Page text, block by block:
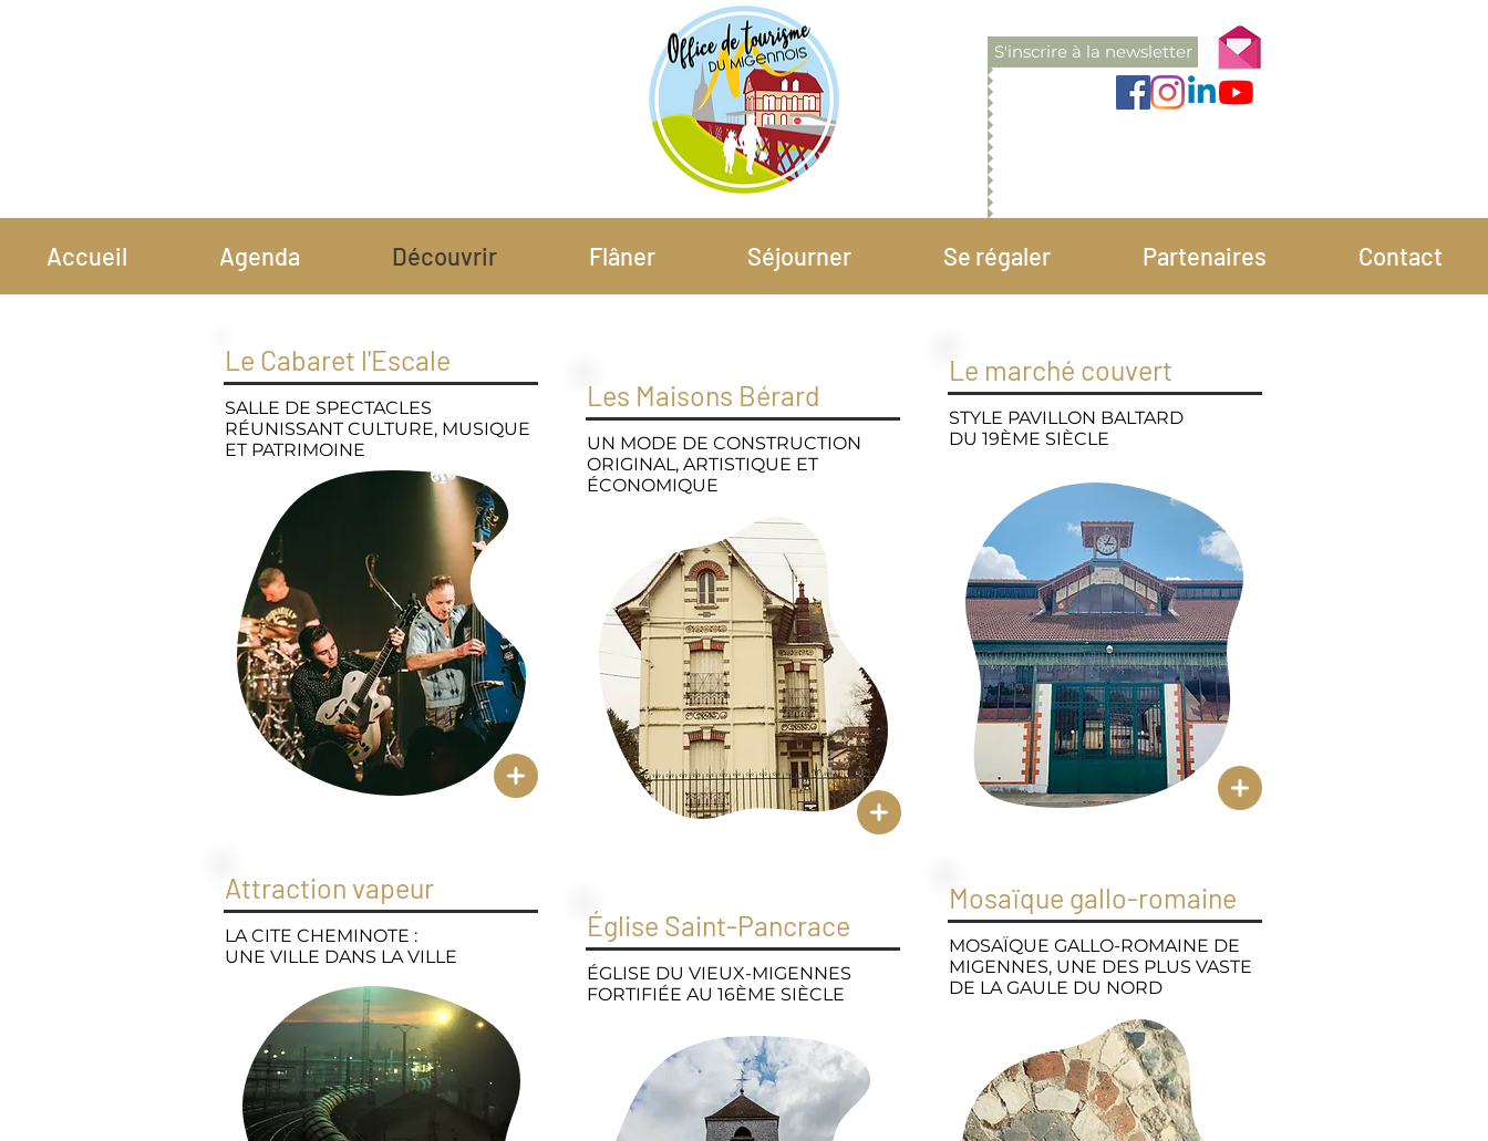
S'inscrire à la newsletter
Accueil Agenda Découvrir Flâner Séjourner Se régaler Partenaires Contact
Le Cabaret l'Escale
SALLE DE SPECTACLES
RÉUNISSANT CULTURE, MUSIQUE
ET PATRIMOINE
Les Maisons Bérard
UN MODE DE CONSTRUCTION
ORIGINAL, ARTISTIQUE ET
ÉCONOMIQUE
Le marché couvert
STYLE PAVILLON BALTARD
DU 19ÈME SIÈCLE
Attraction vapeur
LA CITE CHEMINOTE :
UNE VILLE DANS LA VILLE
Église Saint-Pancrace
ÉGLISE DU VIEUX-MIGENNES
FORTIFIÉE AU 16ÈME SIÈCLE
Mosaïque gallo-romaine
MOSAÏQUE GALLO-ROMAINE DE
MIGENNES, UNE DES PLUS VASTE
DE LA GAULE DU NORD